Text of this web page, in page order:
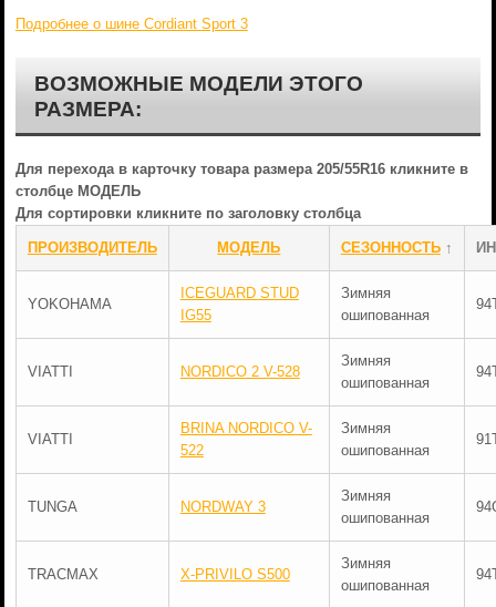
Подробнее о шине Cordiant Sport 3
ВОЗМОЖНЫЕ МОДЕЛИ ЭТОГО
РАЗМЕРА:
Для перехода в карточку товара размера 205/55R16 кликните в
столбце МОДЕЛЬ
Для сортировки кликните по заголовку столбца
ПРОИЗВОДИТЕЛЬ МОДЕЛЬ СЕЗОННОСТЬ↑
YOKOHAMA
ICEGUARD STUD
IG55
Зимняя
ошипованная
VIATTI NORDICO 2 V-528
Зимняя
ошипованная
VIATTI
BRINA NORDICO V-
522
Зимняя
ошипованная
TUNGA NORDWAY 3
Зимняя
ошипованная
TRACMAX X-PRIVILO S500
Зимняя
ошипованная